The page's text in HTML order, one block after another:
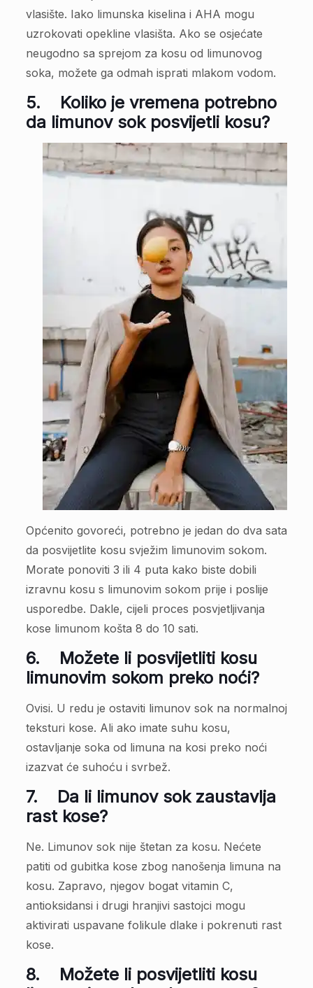
vlasište. Iako limunska kiselina i AHA mogu
uzrokovati opekline vlasišta. Ako se osjećate
neugodno sa sprejom za kosu od limunovog
soka, možete ga odmah isprati mlakom vodom.
5. Koliko je vremena potrebno
da limunov sok posvijetli kosu?
Općenito govoreći, potrebno je jedan do dva sata
da posvijetlite kosu svježim limunovim sokom.
Morate ponoviti 3 ili 4 puta kako biste dobili
izravnu kosu s limunovim sokom prije i poslije
usporedbe. Dakle, cijeli proces posvjetljivanja
kose limunom košta 8 do 10 sati.
6. Možete li posvijetliti kosu
limunovim sokom preko noći?
Ovisi. U redu je ostaviti limunov sok na normalnoj
teksturi kose. Ali ako imate suhu kosu,
ostavljanje soka od limuna na kosi preko noći
izazvat će suhoću i svrbež.
7. Da li limunov sok zaustavlja
rast kose?
Ne. Limunov sok nije štetan za kosu. Nećete
patiti od gubitka kose zbog nanošenja limuna na
kosu. Zapravo, njegov bogat vitamin C,
antioksidansi i drugi hranjivi sastojci mogu
aktivirati uspavane folikule dlake i pokrenuti rast
kose.
8. Možete li posvijetliti kosu